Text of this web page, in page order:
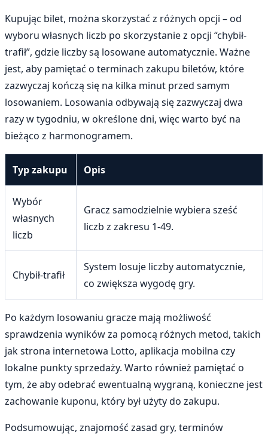
Kupując bilet, można skorzystać z różnych opcji – od
wyboru własnych liczb po skorzystanie z opcji “chybił-
trafił”, gdzie liczby są losowane automatycznie. Ważne
jest, aby pamiętać o terminach zakupu biletów, które
zazwyczaj kończą się na kilka minut przed samym
losowaniem. Losowania odbywają się zazwyczaj dwa
razy w tygodniu, w określone dni, więc warto być na
bieżąco z harmonogramem.
Typ zakupu Opis
Wybór
własnych
liczb
Gracz samodzielnie wybiera sześć
liczb z zakresu 1-49.
Chybił-trafił
System losuje liczby automatycznie,
co zwiększa wygodę gry.
Po każdym losowaniu gracze mają możliwość
sprawdzenia wyników za pomocą różnych metod, takich
jak strona internetowa Lotto, aplikacja mobilna czy
lokalne punkty sprzedaży. Warto również pamiętać o
tym, że aby odebrać ewentualną wygraną, konieczne jest
zachowanie kuponu, który był użyty do zakupu.
Podsumowując, znajomość zasad gry, terminów